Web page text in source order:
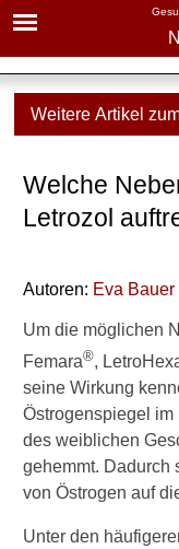
Weitere Artikel
Welche
Letrozol
Autoren: Eva Bauer
Um die möglichen
Femara®,
seine Wirkung
Östrogenspiegel
des weiblichen
gehemmt. Dadurch
von Östrogen auf
Unter den
Navigator-Medizin.de
► Krankheiten
►
► Medikamente
►
Navigator-
Medizin.de
▾
Letrozol
Wann Letrozol
Letrozol nur
Wechseljahren!
Letrozol nicht
absetzen!